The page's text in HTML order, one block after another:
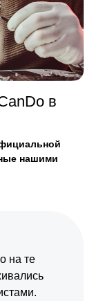
в
нашими
на те